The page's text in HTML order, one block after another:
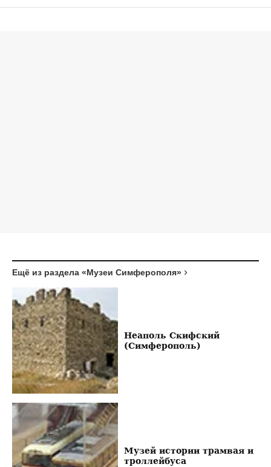
Ещё из раздела «Музеи Симферополя»
Неаполь Скифский
(Симферополь)
Музей истории трамвая и
троллейбуса